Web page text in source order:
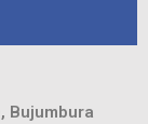
Bujumbura